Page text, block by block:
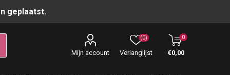
geplaatst.
Mijn account Verlanglijst
(0) 0
€0,00